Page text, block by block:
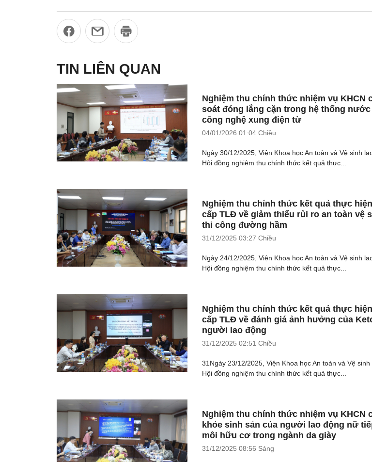
TIN LIÊN QUAN
Nghiệm thu chính thức nhiệm vụ KHCN
soát đóng lắng cặn trong hệ thống
công nghệ xung điện từ
04/01/2026 01:04 Chiều
Ngày 30/12/2025, Viện Khoa học An toàn và Vệ sinh
Hội đồng nghiệm thu chính thức kết quả thực...
Nghiệm thu chính thức kết quả thực
cấp TLĐ về giảm thiểu rủi ro an toàn vệ
thi công đường hầm
31/12/2025 03:27 Chiều
Ngày 24/12/2025, Viện Khoa học An toàn và Vệ sinh
Hội đồng nghiệm thu chính thức kết quả thực...
Nghiệm thu chính thức kết quả thực
cấp TLĐ về đánh giá ảnh hưởng của
người lao động
31/12/2025 02:51 Chiều
31Ngày 23/12/2025, Viện Khoa học An toàn và Vệ
Hội đồng nghiệm thu chính thức kết quả thực...
Nghiệm thu chính thức nhiệm vụ KHCN
khỏe sinh sản của người lao động nữ
môi hữu cơ trong ngành da giày
31/12/2025 08:56 Sáng